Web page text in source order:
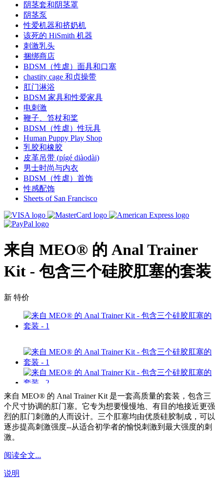
阴茎套和阴茎罩
阴茎泵
性爱机器和挤奶机
该死的 HiSmith 机器
刺激乳头
捆绑商店
BDSM（性虐）面具和口塞
chastity cage 和贞操带
肛门淋浴
BDSM 家具和性爱家具
电刺激
鞭子、笞杖和桨
BDSM（性虐）性玩具
Human Puppy Play Shop
乳胶和橡胶
皮革吊带 (pígé diàodài)
男士时尚与内衣
BDSM（性虐）首饰
性感配饰
Sheets of San Francisco
来自 MEO® 的 Anal Trainer
Kit - 包含三个硅胶肛塞的套装
新 特价
来自 MEO® 的 Anal Trainer Kit 是一套高质量的套装，包含三
个尺寸协调的肛门塞。它专为想要慢慢地、有目的地接近更强
烈的肛门刺激的人而设计。三个肛塞均由优质硅胶制成，可以
逐步提高刺激强度--从适合初学者的愉悦刺激到最大强度的刺
激。
阅读全文...
说明